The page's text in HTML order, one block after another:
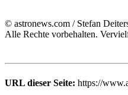
© astronews.com / Stefan
Alle Rechte vorbehalten.
URL dieser Seite: https://